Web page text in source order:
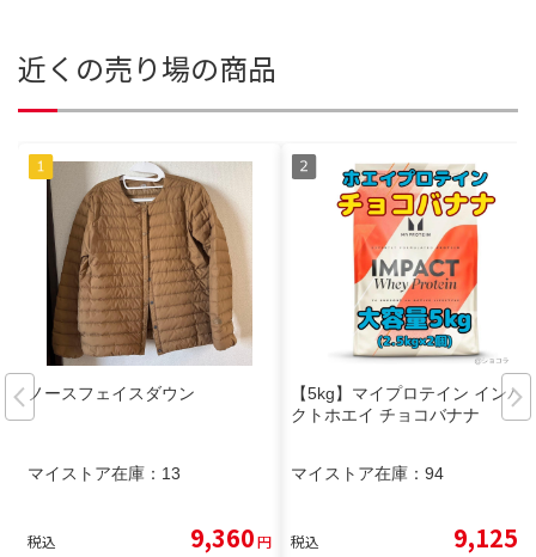
近くの売り場の商品
ノースフェイスダウン
マイストア在庫： 13
税込 9,360円
【5kg】マイプロテイン インパ
クトホエイ チョコバナナ
マイストア在庫： 94
税込 9,125